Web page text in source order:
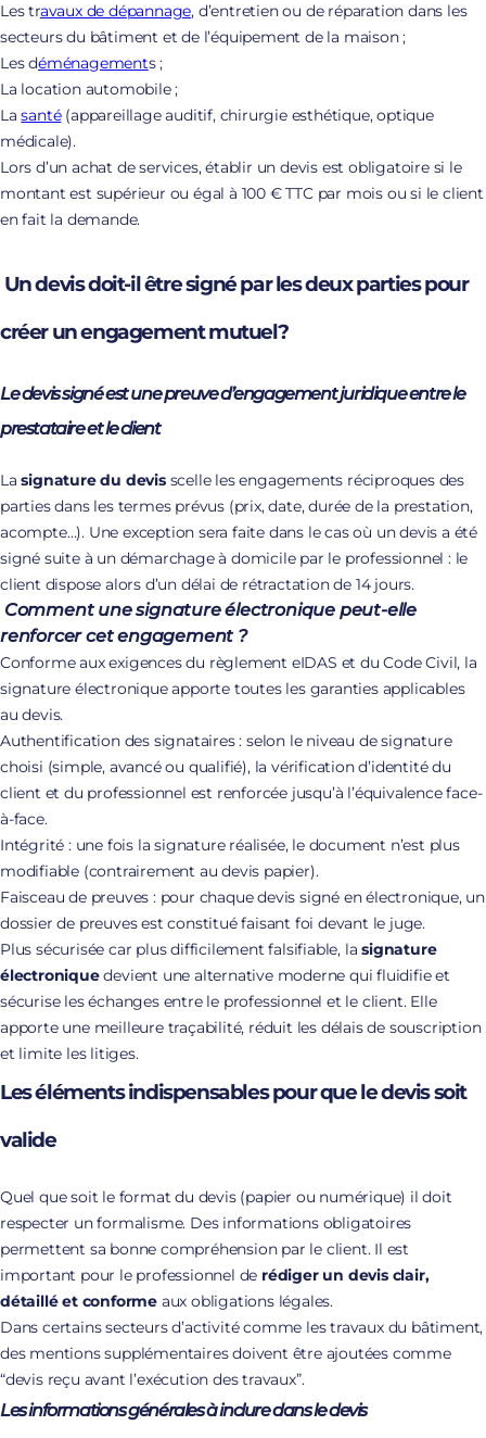
Les travaux de dépannage, d’entretien ou de réparation dans les
secteurs du bâtiment et de l’équipement de la maison ;
Les déménagements ;
La location automobile;
Lasanté(appareillage auditif, chirurgie esthétique, optique
médicale).
Lors d’un achat de services, établir un devis est obligatoire si le
montant est supérieur ou égal à 100 € TTC par mois ou si le client
en fait la demande.
Un devis doit-il être signé par les deux parties pour
créer un engagement mutuel?
Le devis signé est une preuve d’engagement juridique entre le
prestataire et le client
La signature du devisscelle les engagements réciproques des
parties dans les termes prévus (prix, date, durée de la prestation,
acompte…). Une exception sera faite dans le cas où un devis a été
signé suite à un démarchage à domicile par le professionnel : le
client dispose alors d’un délai de rétractation de 14 jours.
Comment une signature électronique peut-elle
renforcer cet engagement ?
Conforme aux exigences du règlement eIDAS et du Code Civil, la
signature électronique apporte toutes les garanties applicables
au devis.
Authentification des signataires : selon le niveau de signature
choisi (simple, avancé ou qualifié), la vérification d’identité du
client et du professionnel est renforcée jusqu’à l’équivalence face-
à-face.
Intégrité : une fois la signature réalisée, le document n’est plus
modifiable (contrairement au devis papier).
Faisceau de preuves : pour chaque devis signé en électronique, un
dossier de preuves est constitué faisant foi devant le juge.
Plus sécurisée car plus difficilement falsifiable, lasignature
électroniquedevient une alternative moderne qui fluidifie et
sécurise les échanges entre le professionnel et le client. Elle
apporte une meilleure traçabilité, réduit les délais de souscription
et limite les litiges.
Les éléments indispensables pour que le devis soit
valide
Quel que soit le format du devis (papier ou numérique) il doit
respecter un formalisme. Des informations obligatoires
permettent sa bonne compréhension par le client. Il est
important pour le professionnel de rédiger un devis clair,
détaillé et conforme aux obligations légales.
Dans certains secteurs d’activité comme les travaux du bâtiment,
des mentions supplémentaires doivent être ajoutées comme
“devis reçu avant l’exécution des travaux”.
Les informations générales à inclure dans le devis